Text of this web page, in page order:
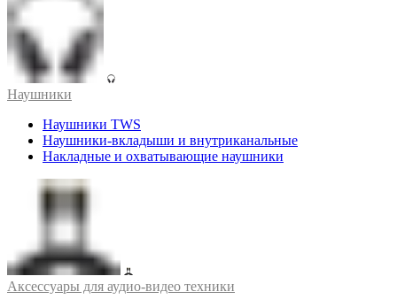
Наушники
Наушники TWS
Наушники-вкладыши и внутриканальные
Накладные и охватывающие наушники
Аксессуары для аудио-видео техники